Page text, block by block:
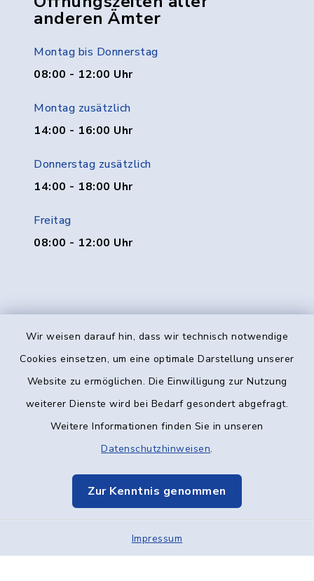
Wir weisen darauf hin, dass wir technisch notwendige
Cookies einsetzen, um eine optimale Darstellung unserer
Website zu ermöglichen. Die Einwilligung zur Nutzung
weiterer Dienste wird bei Bedarf gesondert abgefragt.
Weitere Informationen finden Sie in unseren
Datenschutzhinweisen.
Zur Kenntnis genommen
Impressum
anderen Ämter
Montag bis Donnerstag
08:00 - 12:00 Uhr
Montag zusätzlich
14:00 - 16:00 Uhr
Donnerstag zusätzlich
14:00 - 18:00 Uhr
Freitag
08:00 - 12:00 Uhr
Kontakt
Datenschutz
Elektronische Kommunikation
Sitemap